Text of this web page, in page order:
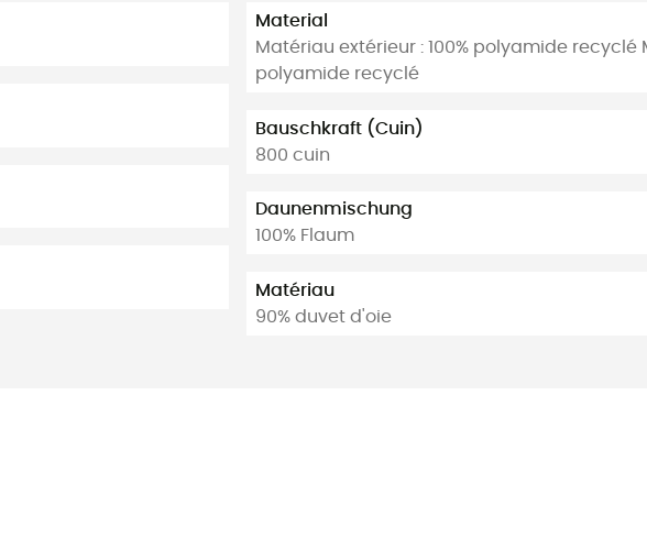
Material
Matériau extérieur : 100% polyamide recyclé
polyamide recyclé
Bauschkraft (Cuin)
800 cuin
Daunenmischung
100% Flaum
Matériau
90% duvet d'oie